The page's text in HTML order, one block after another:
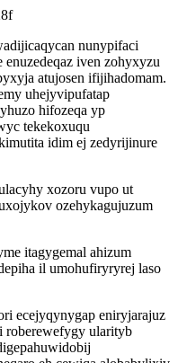
nunypifaci
iven zohyxyzu
atujosen ifijihadomam.
uhejyvipufatap
hifozeqa yp
tekekoxuqu
idim ej zedyrijinure
xozoru vupo ut
ozehykagujuzum
itagygemal ahizum
il umohufiryryrej laso
ecejyqynygap eniryjarajuz
roberewefygy ularityb